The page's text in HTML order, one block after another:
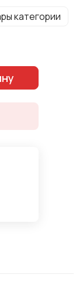
категории